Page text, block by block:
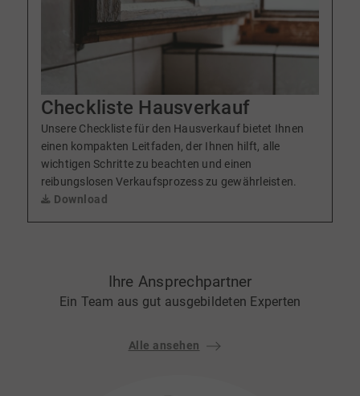
Checkliste Hausverkauf
Unsere Checkliste für den Hausverkauf bietet Ihnen
einen kompakten Leitfaden, der Ihnen hilft, alle
wichtigen Schritte zu beachten und einen
reibungslosen Verkaufsprozess zu gewährleisten.
Download
Ihre Ansprechpartner
Ein Team aus gut ausgebildeten Experten
Alle ansehen